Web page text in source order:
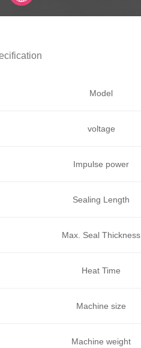
Model
voltage
Impulse power
Sealing Length
Max. Seal Thickness
Heat Time
Machine size
Machine weight